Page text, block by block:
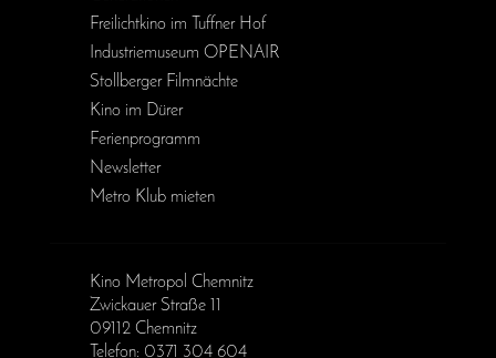
Freilichtkino im Tuffner Hof
Industriemuseum OPENAIR
Stollberger Filmnächte
Kino im Dürer
Ferienprogramm
Newsletter
Metro Klub mieten
Kino Metropol Chemnitz
Zwickauer Straße 11
09112 Chemnitz
Telefon: 0371 304 604